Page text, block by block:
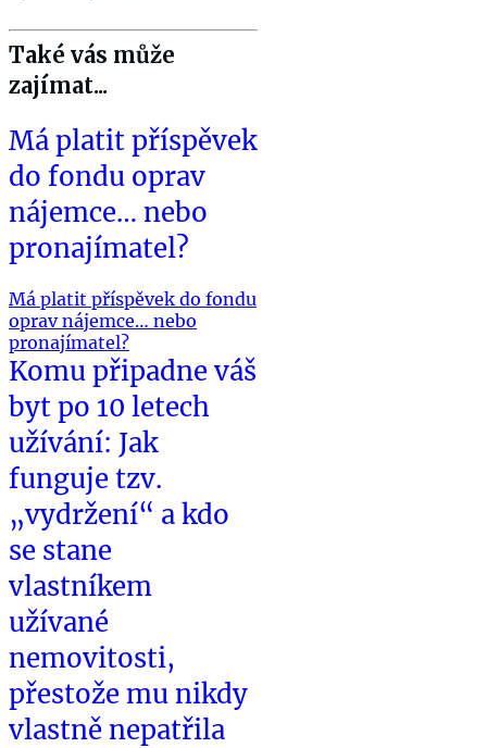
Také vás může
zajímat...
Má platit příspěvek
do fondu oprav
nájemce… nebo
pronajímatel?
Má platit příspěvek do fondu
oprav nájemce… nebo
pronajímatel?
Komu připadne váš
byt po 10 letech
užívání: Jak
funguje tzv.
„vydržení“ a kdo
se stane
vlastníkem
užívané
nemovitosti,
přestože mu nikdy
vlastně nepatřila